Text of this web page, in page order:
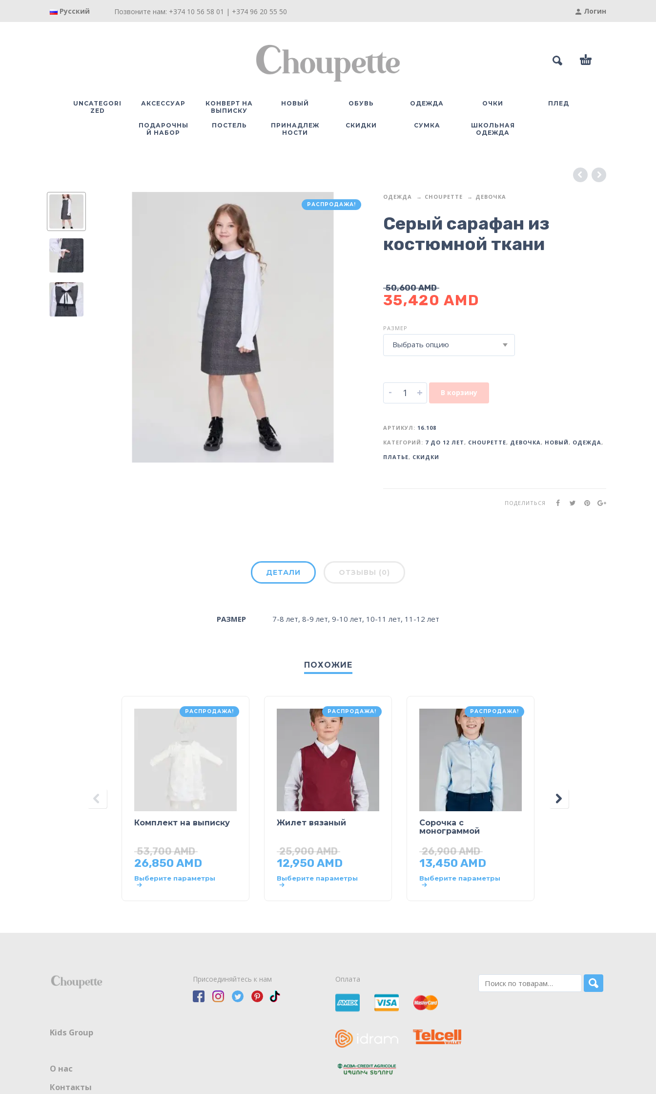
Логин
Русский Позвоните нам: +374 10 56 58 01 | +374 96 20 55 50
UNCATEGORI
ZED
АКСЕССУАР
КОНВЕРТ НА
ВЫПИСКУ
НОВЫЙ ОБУВЬ ОДЕЖДА ОЧКИ ПЛЕД
ПОДАРОЧНЫ
Й НАБОР
ПОСТЕЛЬ
ПРИНАДЛЕЖ
НОСТИ
СКИДКИ СУМКА
ШКОЛЬНАЯ
ОДЕЖДА
РАСПРОДАЖА!
ОДЕЖДА CHOUPETTE ДЕВОЧКА
Серый сарафан из
костюмной ткани
50,600AMD
35,420AMD
РАЗМЕР
Выбрать опцию
- + В корзину
АРТИКУЛ: 16.108
КАТЕГОРИЙ: 7 ДО 12 ЛЕТ , CHOUPETTE, ДЕВОЧКА , НОВЫЙ , ОДЕЖДА ,
ПЛАТЬЕ, СКИДКИ
ПОДЕЛИТЬСЯ
ДЕТАЛИ ОТЗЫВЫ (0)
РАЗМЕР 7-8 лет, 8-9 лет, 9-10 лет, 10-11 лет, 11-12 лет
ПОХОЖИЕ
РАСПРОДАЖА!
Комплект на выписку
53,700AMD
26,850 AMD
Выберите параметры
РАСПРОДАЖА!
Жилет вязаный
25,900AMD
12,950 AMD
Выберите параметры
РАСПРОДАЖА!
Сорочка с
монограммой
26,900AMD
13,450 AMD
Выберите параметры
Kids Group
О нас
Контакты
Присоединяйтесь к нам Оплата